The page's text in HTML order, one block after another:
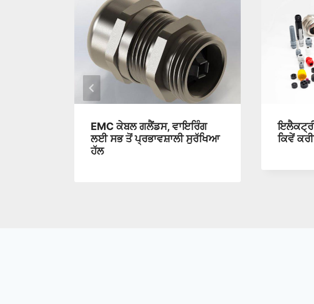
EMC ਕੇਬਲ ਗਲੈਂਡਸ, ਵਾਇਰਿੰਗ
ਲਈ ਸਭ ਤੋਂ ਪ੍ਰਭਾਵਸ਼ਾਲੀ ਸੁਰੱਖਿਆ
ਹੱਲ
ਕਿਵੇਂ